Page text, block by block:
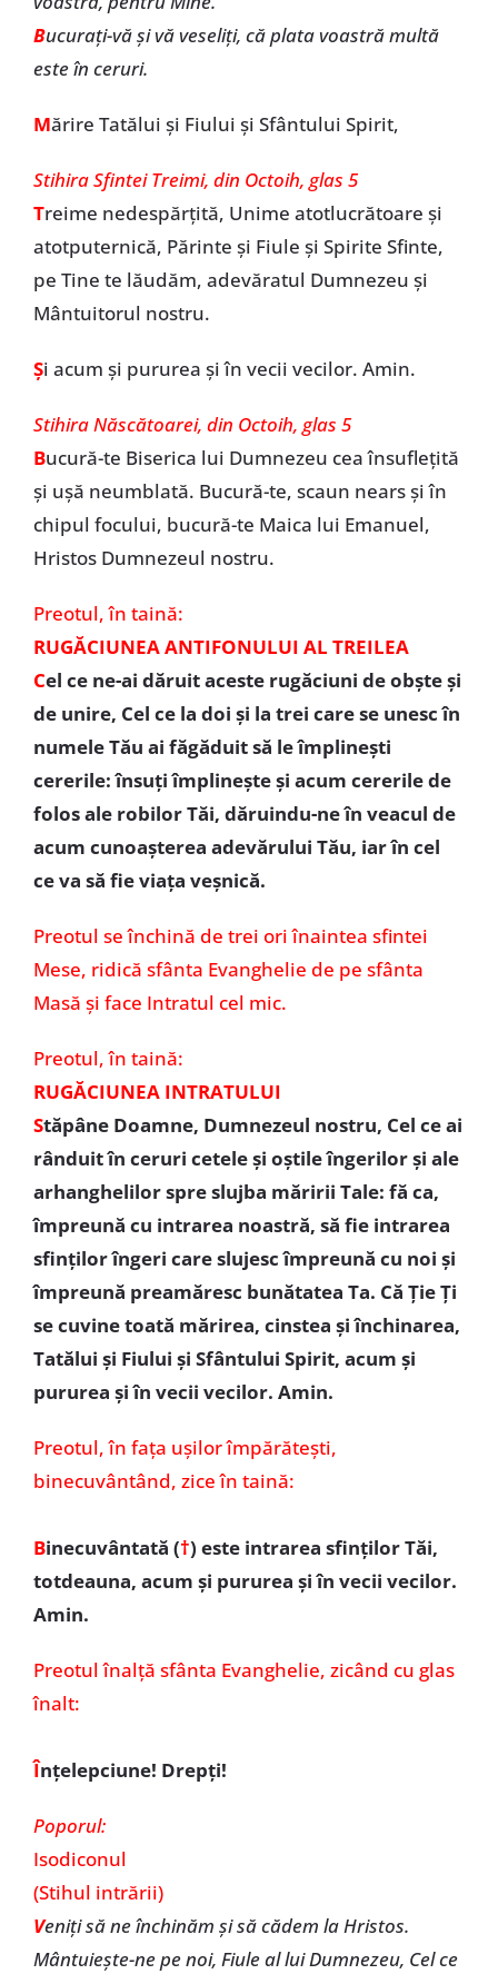
Bucuraţi-vă şi vă veseliţi, că plata voastră multă
este în ceruri.
Mărire Tatălui și Fiului și Sfântului Spirit,
Stihira Sfintei Treimi, din Octoih, glas 5
Treime nedespărțită, Unime atotlucrătoare și
atotputernică, Părinte și Fiule și Spirite Sfinte,
pe Tine te lăudăm, adevăratul Dumnezeu și
Mântuitorul nostru.
Și acum și pururea și în vecii vecilor. Amin.
Stihira Născătoarei, din Octoih, glas 5
Bucură-te Biserica lui Dumnezeu cea însuflețită
și ușă neumblată. Bucură-te, scaun nears și în
chipul focului, bucură-te Maica lui Emanuel,
Hristos Dumnezeul nostru.
Preotul, în taină:
RUGĂCIUNEA ANTIFONULUI AL TREILEA
Cel ce ne-ai dăruit aceste rugăciuni de obşte şi
de unire, Cel ce la doi şi la trei care se unesc în
numele Tău ai făgăduit să le împlineşti
cererile: însuţi împlineşte şi acum cererile de
folos ale robilor Tăi, dăruindu-ne în veacul de
acum cunoaşterea adevărului Tău, iar în cel
ce va să fie viaţa veşnică.
Preotul se închină de trei ori înaintea sfintei
Mese, ridică sfânta Evanghelie de pe sfânta
Masă și face Intratul cel mic.
Preotul, în taină:
RUGĂCIUNEA INTRATULUI
Stăpâne Doamne, Dumnezeul nostru, Cel ce ai
rânduit în ceruri cetele şi oştile îngerilor şi ale
arhanghelilor spre slujba măririi Tale: fă ca,
împreună cu intrarea noastră, să fie intrarea
sfinţilor îngeri care slujesc împreună cu noi şi
împreună preamăresc bunătatea Ta. Că Ţie Ţi
se cuvine toată mărirea, cinstea şi închinarea,
Tatălui şi Fiului şi Sfântului Spirit, acum şi
pururea şi în vecii vecilor. Amin.
Preotul, în fața ușilor împărătești,
binecuvântând, zice în taină:
Binecuvântată (†) este intrarea sfinţilor Tăi,
totdeauna, acum şi pururea şi în vecii vecilor.
Amin.
Preotul înalţă sfânta Evanghelie, zicând cu glas
înalt:
Înţelepciune! Drepţi!
Poporul:
Isodiconul
(Stihul intrării)
Veniţi să ne închinăm şi să cădem la Hristos.
Mântuieşte-ne pe noi, Fiule al lui Dumnezeu, Cel ce